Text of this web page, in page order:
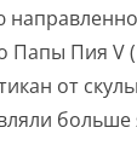
Папы Пия V
от